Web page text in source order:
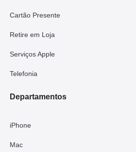
Cartão Presente
Retire em Loja
Serviços Apple
Telefonia
Departamentos
iPhone
Mac